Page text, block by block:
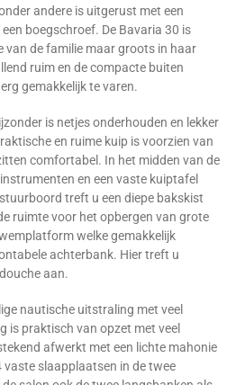
andere is uitgerust met een
boegschroef. De Bavaria 30 is
van de familie maar groots in haar
ruim en de compacte buiten
gemakkelijk te varen.
is netjes onderhouden en lekker
en ruime kuip is voorzien van
comfortabel. In het midden van de
en een vaste kuiptafel
treft u een diepe bakskist
ruimte voor het opbergen van grote
welke gemakkelijk
achterbank. Hier treft u
aan.
nautische uitstraling met veel
is praktisch van opzet met veel
afwerkt met een lichte mahonie
vaste slaapplaatsen in de twee